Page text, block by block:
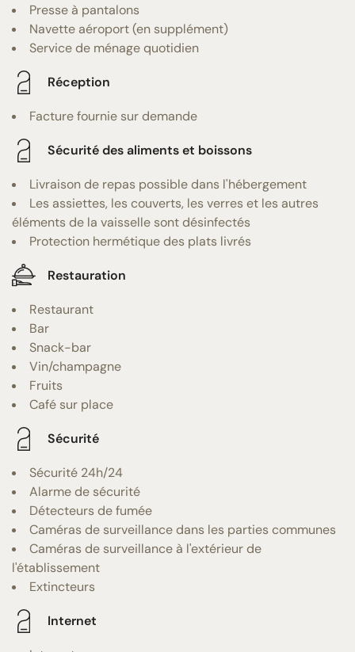
Presse à pantalons
Navette aéroport (en supplément)
Service de ménage quotidien
Réception
Facture fournie sur demande
Sécurité des aliments et boissons
Livraison de repas possible dans l'hébergement
Les assiettes, les couverts, les verres et les autres
éléments de la vaisselle sont désinfectés
Protection hermétique des plats livrés
Restauration
Restaurant
Bar
Snack-bar
Vin/champagne
Fruits
Café sur place
Sécurité
Sécurité 24h/24
Alarme de sécurité
Détecteurs de fumée
Caméras de surveillance dans les parties communes
Caméras de surveillance à l'extérieur de
l'établissement
Extincteurs
Internet